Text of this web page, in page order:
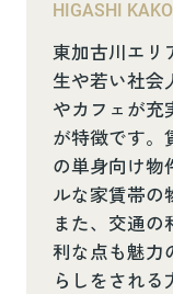
HIGASHI
東加古川エリ
生や若い社会
やカフェが充
が特徴です。
の単身向け物
ルな家賃帯の
また、交通
利な点も魅力
らしをされる